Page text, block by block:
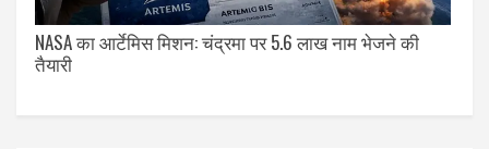
NASA का आर्टेमिस मिशन: चंद्रमा पर 5.6 लाख नाम भेजने की
तैयारी